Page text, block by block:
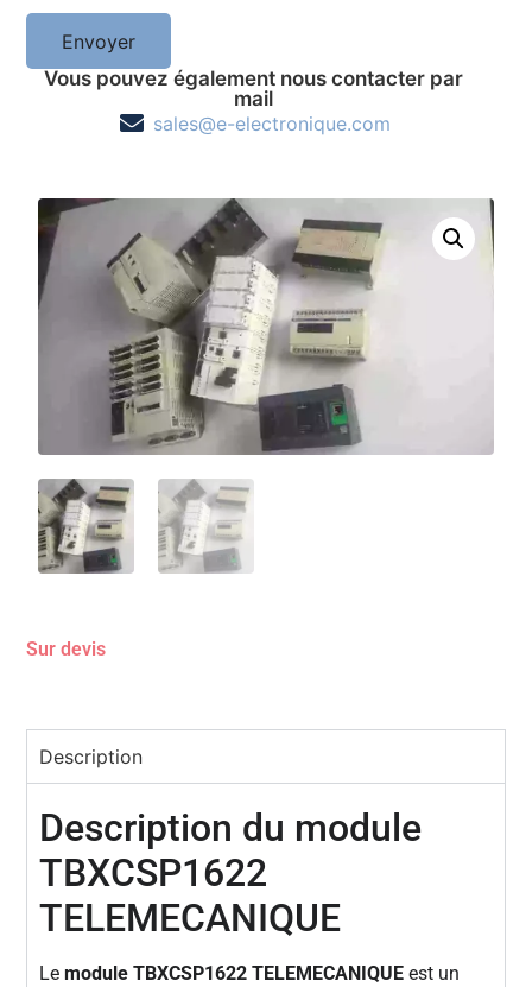
Envoyer
Vous pouvez également nous contacter par
mail
sales@e-electronique.com
Sur devis
Description
Description du module
TBXCSP1622
TELEMECANIQUE
Lemodule TBXCSP1622 TELEMECANIQUE est un